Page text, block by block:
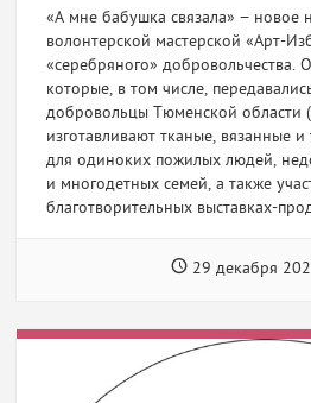
ИСКАТЬ
«А мне бабушка связала» − новое
волонтерской мастерской «Арт-
«серебряного» добровольчества.
которые, в том числе,
добровольцы Тюменской области
изготавливают тканые, вязанные
для одиноких пожилых людей,
и многодетных семей, а также
благотворительных выставках-
29 декабря